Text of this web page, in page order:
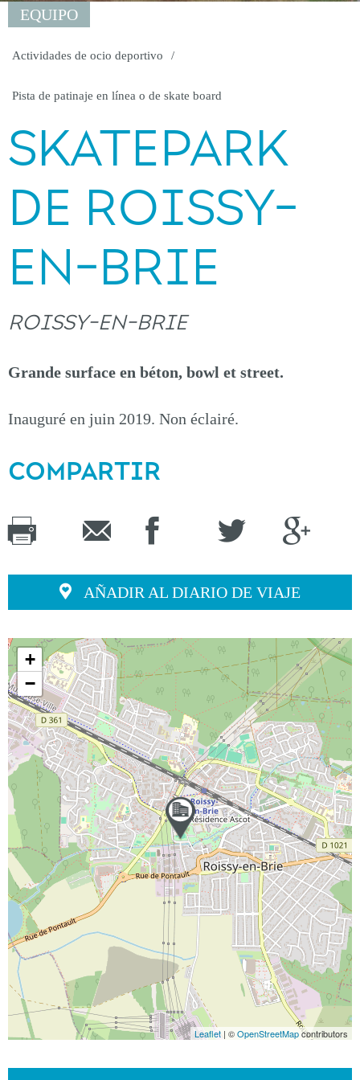
EQUIPO
Actividades de ocio deportivo
Pista de patinaje en línea o de skate board
SKATEPARK
DE ROISSY-
EN-BRIE
ROISSY-EN-BRIE
Grande surface en béton, bowl et street.
Inauguré en juin 2019. Non éclairé.
COMPARTIR
AÑADIR AL DIARIO DE VIAJE
+
−
Leaflet| ©OpenStreetMapcontributors